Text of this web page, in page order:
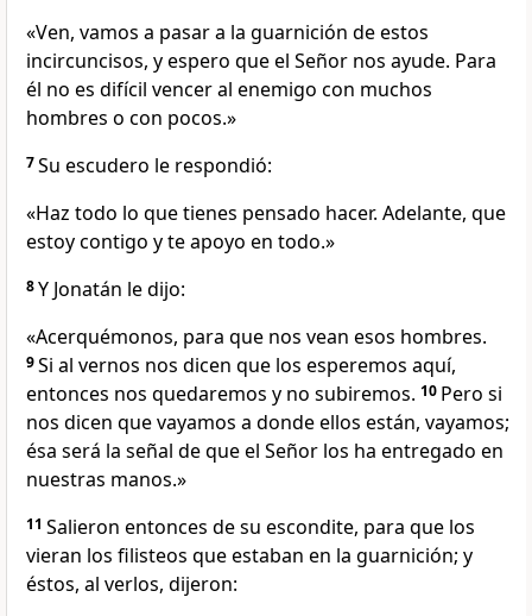
«Ven, vamos a pasar a la guarnición de estos
incircuncisos, y espero que el Señor nos ayude. Para
él no es difícil vencer al enemigo con muchos
hombres o con pocos.»
7Su escudero le respondió:
«Haz todo lo que tienes pensado hacer. Adelante, que
estoy contigo y te apoyo en todo.»
8Y Jonatán le dijo:
«Acerquémonos, para que nos vean esos hombres.
9Si al vernos nos dicen que los esperemos aquí,
entonces nos quedaremos y no subiremos. 10 Pero si
nos dicen que vayamos a donde ellos están, vayamos;
ésa será la señal de que el Señor los ha entregado en
nuestras manos.»
11 Salieron entonces de su escondite, para que los
vieran los filisteos que estaban en la guarnición; y
éstos, al verlos, dijeron: